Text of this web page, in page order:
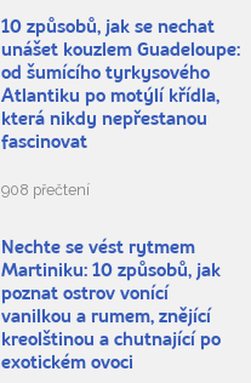
10 způsobů, jak se nechat
unášet kouzlem Guadeloupe:
od šumícího tyrkysového
Atlantiku po motýlí křídla,
která nikdy nepřestanou
fascinovat
908 přečtení
Nechte se vést rytmem
Martiniku: 10 způsobů, jak
poznat ostrov vonící
vanilkou a rumem, znějící
kreolštinou a chutnající po
exotickém ovoci